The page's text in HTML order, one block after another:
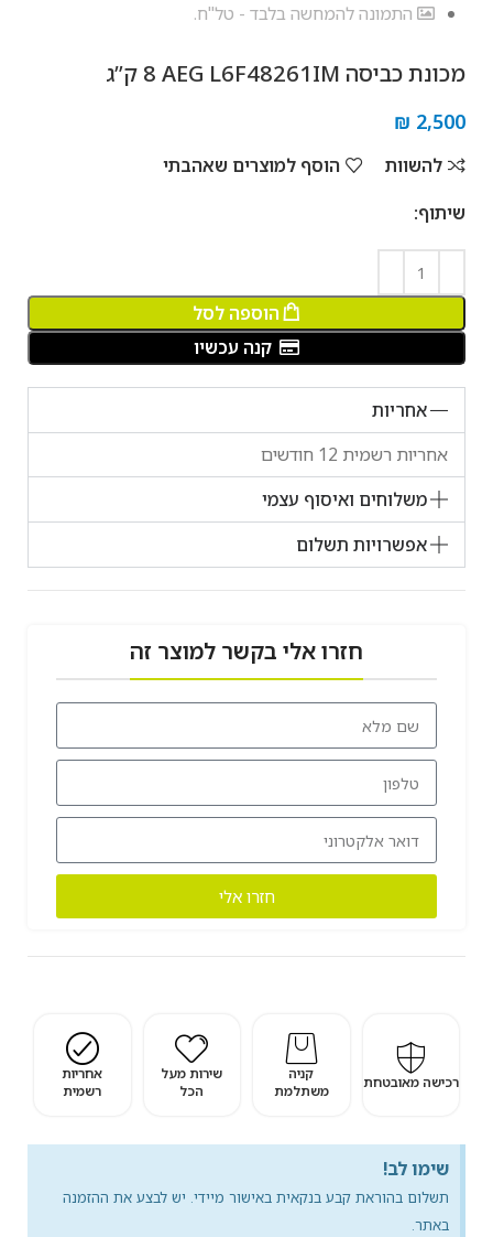
התמונה להמחשה בלבד - טל"ח.
מכונת כביסה AEG L6F48261IM ‏8 ‏ק”ג
₪ 2,500
להשוות
הוסף למוצרים שאהבתי
שיתוף:
הוספה לסל
קנה עכשיו
אחריות
אחריות רשמית 12 חודשים
משלוחים ואיסוף עצמי
אפשרויות תשלום
חזרו אלי בקשר למוצר זה
חזרו אלי
רכישה מאובטחת
קניה
משתלמת
שירות מעל
הכל
אחריות
רשמית
שימו לב!
תשלום בהוראת קבע בנקאית באישור מיידי. יש לבצע את ההזמנה
באתר.